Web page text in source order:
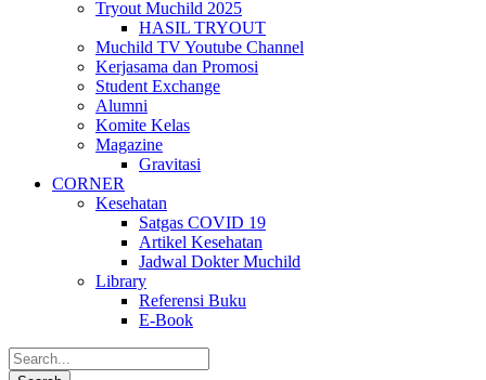
Tryout Muchild 2025
HASIL TRYOUT
Muchild TV Youtube Channel
Kerjasama dan Promosi
Student Exchange
Alumni
Komite Kelas
Magazine
Gravitasi
CORNER
Kesehatan
Satgas COVID 19
Artikel Kesehatan
Jadwal Dokter Muchild
Library
Referensi Buku
E-Book